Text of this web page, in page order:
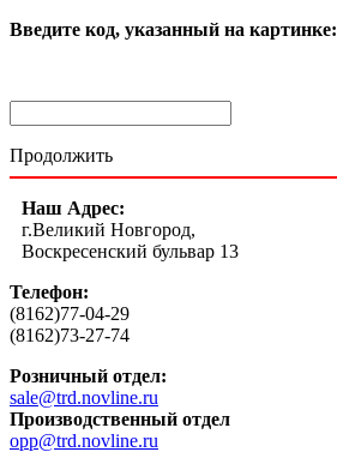
Введите код, указанный на картинке:
Продолжить
Наш Адрес:
г.Великий Новгород,
Воскресенский бульвар 13
Телефон:
(8162)77-04-29
(8162)73-27-74
Розничный отдел:
sale@trd.novline.ru
Производственный отдел
opp@trd.novline.ru